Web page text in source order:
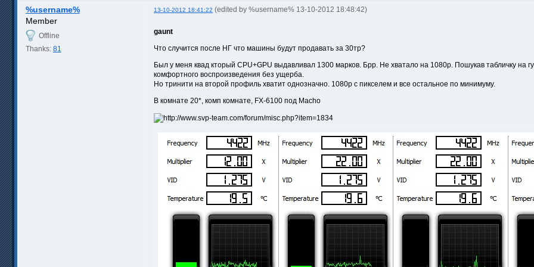
%username% 13-10-2012 18:41:22 (edited by %username% 13-10-2012 18:48:42)
Member
Offline
Thanks: 81
gaunt
Что случится после НГ что машины будут продавать за 30тр?
Был у меня квад кторый CPU+GPU выдавливал 1300 марков. Брр. Не хватало на 1080p. Пошукав табличку на
комфортного воспроизведения без ущерба.
Но тринити на второй профиль хватит однозначно. 1080p с пикселем и все остальное по минимуму.
В комнате 20*, комп комнате, FX-6100 под Macho